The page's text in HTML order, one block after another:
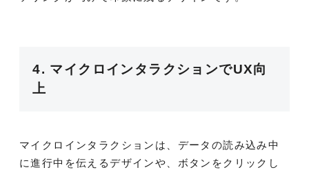
4. マイクロインタラクションでUX向
上
マイクロインタラクションは、データの読み込み中
に進行中を伝えるデザインや、ボタンをクリックし